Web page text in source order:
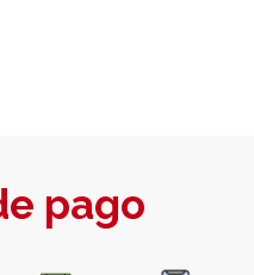
pago